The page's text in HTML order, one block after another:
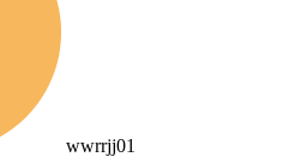
wwrrjj01